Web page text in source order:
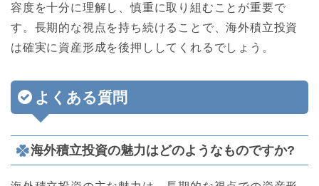
容度を十分に理解し、慎重に取り組むことが重要で
す。長期的な視点を持ち続けることで、海外積立投資
は確実に資産形成を後押ししてくれるでしょう。
よくある質問
海外積立投資の魅力はどのようなものですか?